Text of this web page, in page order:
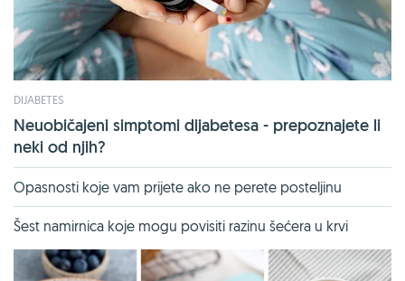
DIJABETES
Neuobičajeni simptomi dijabetesa - prepoznajete li
neki od njih?
Opasnosti koje vam prijete ako ne perete posteljinu
Šest namirnica koje mogu povisiti razinu šećera u krvi